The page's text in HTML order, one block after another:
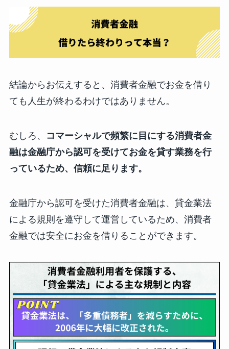
結論からお伝えすると、消費者金融でお金を借り
ても人生が終わるわけではありません。
むしろ、 コマーシャルで頻繁に目にする消費者金
融は金融庁から認可を受けてお金を貸す業務を行
っているため、信頼に足ります。
金融庁から認可を受けた消費者金融は、貸金業法
による規則を遵守して運営しているため、消費者
金融では安全にお金を借りることができます。